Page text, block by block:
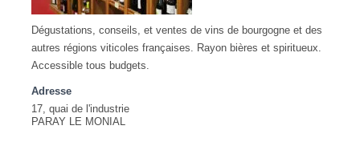
Dégustations, conseils, et ventes de vins de bourgogne et des
autres régions viticoles françaises. Rayon bières et spiritueux.
Accessible tous budgets.
Adresse
17, quai de l'industrie
PARAY LE MONIAL